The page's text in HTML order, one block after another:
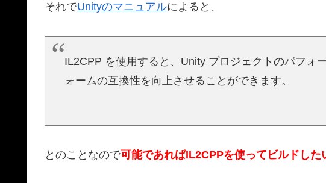
それでUnityのマニュアルによると、
IL2CPP を使用すると、Unity プロジェクトのパフォ
ォームの互換性を向上させることができます。
とのことなので可能であればIL2CPPを使ってビルドした